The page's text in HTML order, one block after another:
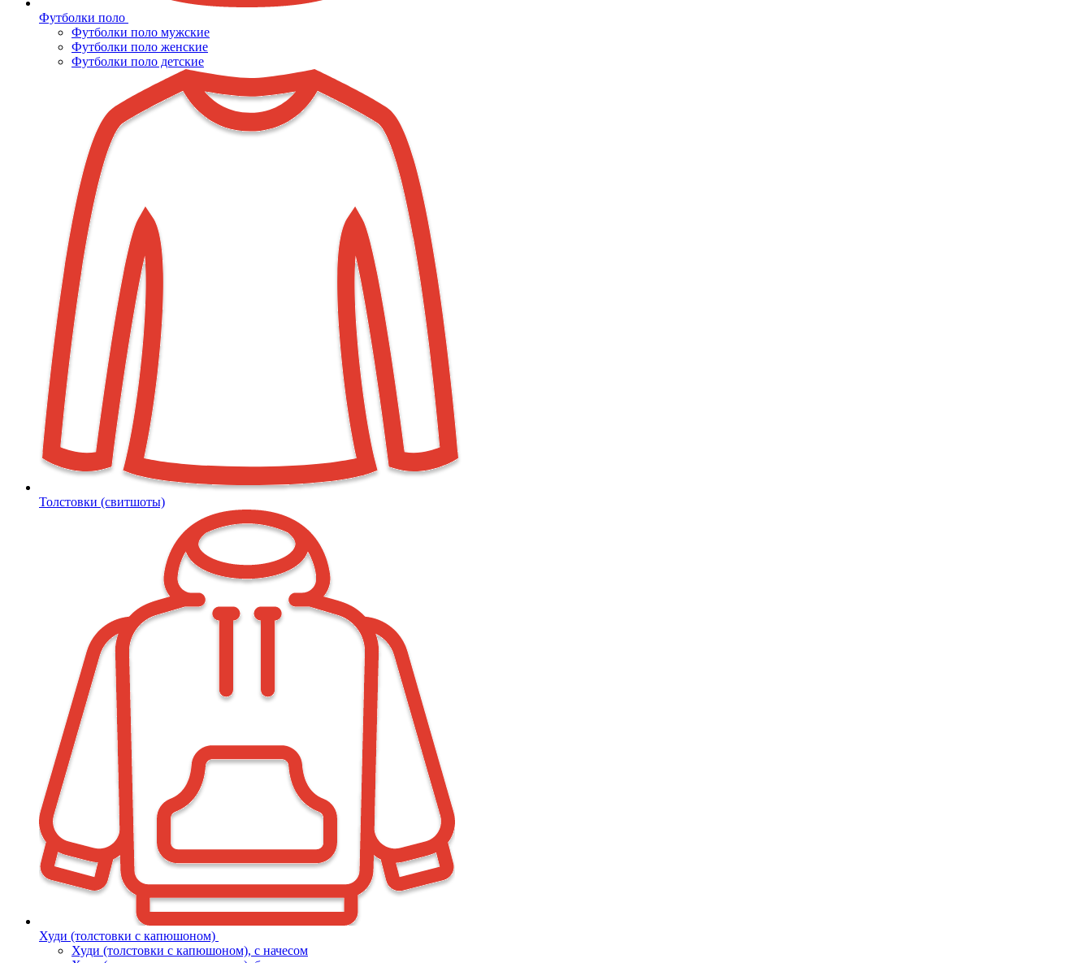
Футболки поло
Футболки поло мужские
Футболки поло женские
Футболки поло детские
Толстовки (свитшоты)
Худи (толстовки с капюшоном)
Худи (толстовки c капюшоном), с начесом